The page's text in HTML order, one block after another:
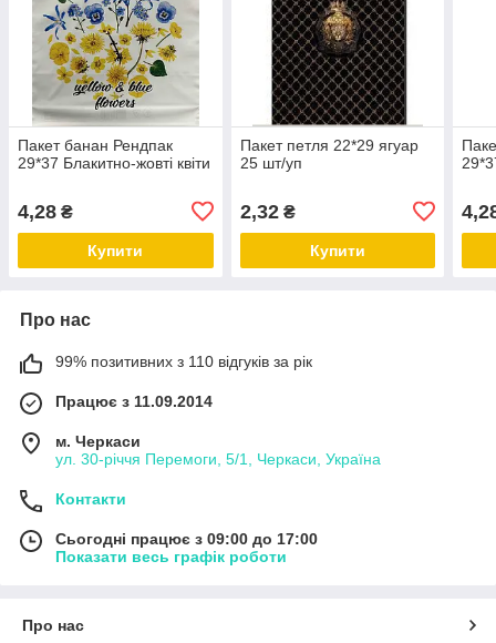
Пакет банан Рендпак
29*37 Блакитно-жовті квіти
4,28 ₴
Купити
Пакет петля 22*29 ягуар
25 шт/уп
2,32₴
Купити
Про нас
99% позитивних з 110 відгуків за рік
Працює з 11.09.2014
м. Черкаси
ул. 30-рiччя Перемоги, 5/1, Черкаси, Україна
Контакти
Сьогодні працює з 09:00 до 17:00
Показати весь графік роботи
Про нас